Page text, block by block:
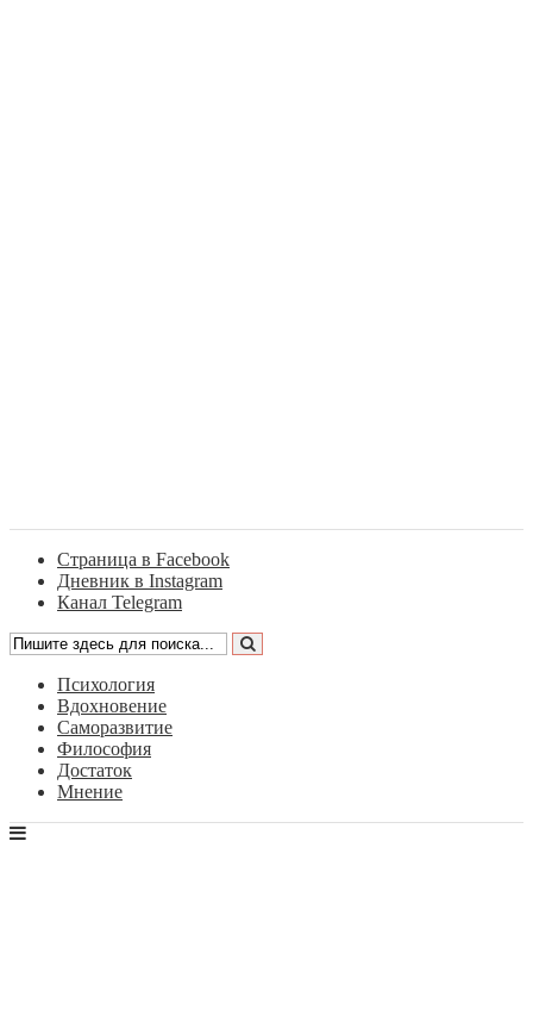
Страница в Facebook
Дневник в Instagram
Канал Telegram
Психология
Вдохновение
Саморазвитие
Философия
Достаток
Мнение